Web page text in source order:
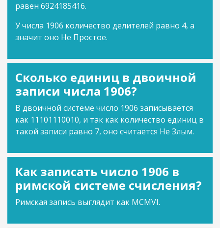
равен 6924185416.
У числа 1906 количество делителей равно 4, а
значит оно Не Простое.
Сколько единиц в двоичной
записи числа 1906?
В двоичной системе число 1906 записывается
как 11101110010, и так как количество единиц в
такой записи равно 7, оно считается Не Злым.
Как записать число 1906 в
римской системе счисления?
Римская запись выглядит как MCMVI.